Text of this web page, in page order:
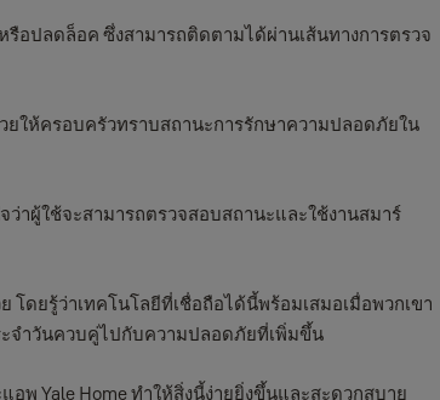
ปลดล็อค ซึ่งสามารถติดตามได้ผ่านเส้นทางการตรวจ
ให้ครอบครัวทราบสถานะการรักษาความปลอดภัยใน
ผู้ใช้จะสามารถตรวจสอบสถานะและใช้งานสมาร์
ยรู้ว่าเทคโนโลยีที่เชื่อถือได้นี้พร้อมเสมอเมื่อพวกเขา
ะจำวันควบคู่ไปกับความปลอดภัยที่เพิ่มขึ้น
พ Yale Home ทำให้สิ่งนี้ง่ายยิ่งขึ้นและสะดวกสบาย